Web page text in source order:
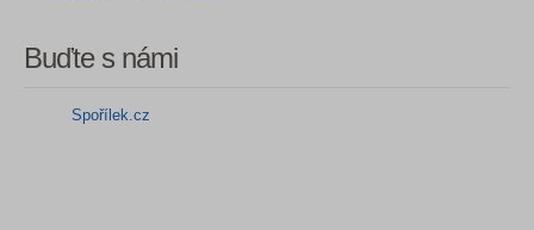
Buďte s námi
Spořílek.cz